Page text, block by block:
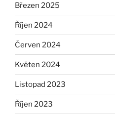
Březen 2025
Říjen 2024
Červen 2024
Květen 2024
Listopad 2023
Říjen 2023